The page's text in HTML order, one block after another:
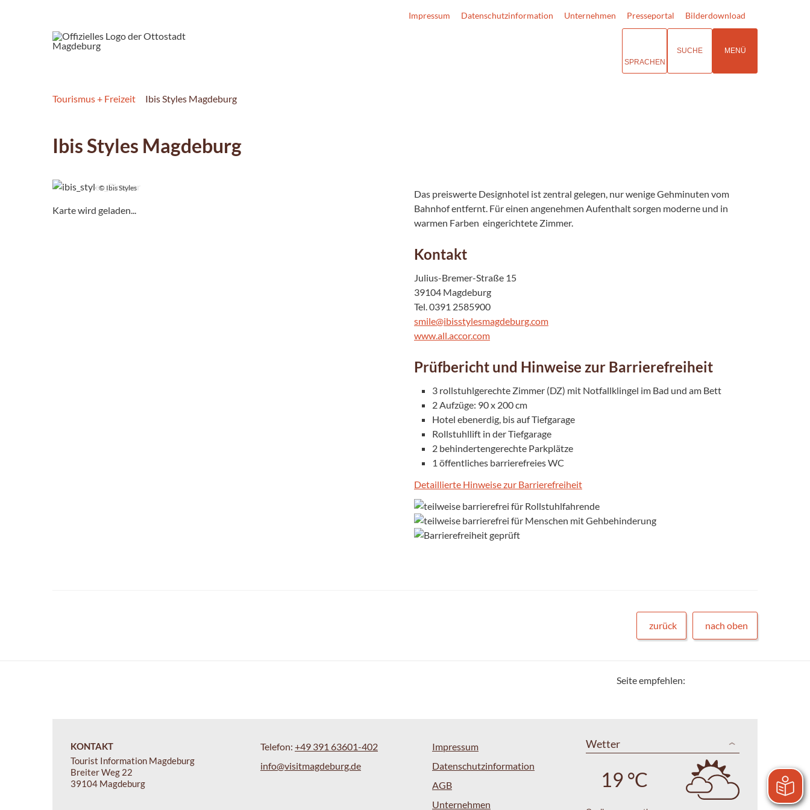
Impressum Datenschutzinformation Unternehmen Presseportal Bilderdownload
SPRACHEN
SUCHE MENÜ
Tourismus + Freizeit Ibis Styles Magdeburg
Ibis Styles Magdeburg
© Ibis Styles
Karte wird geladen...
Das preiswerte Designhotel ist zentral gelegen, nur wenige Gehminuten vom
Bahnhof entfernt. Für einen angenehmen Aufenthalt sorgen moderne und in
warmen Farben eingerichtete Zimmer.
Kontakt
Julius-Bremer-Straße 15
39104 Magdeburg
Tel. 0391 2585900
smile@ibisstylesmagdeburg.com
www.all.accor.com
Prüfbericht und Hinweise zur Barrierefreiheit
3 rollstuhlgerechte Zimmer (DZ) mit Notfallklingel im Bad und am Bett
2 Aufzüge: 90 x 200 cm
Hotel ebenerdig, bis auf Tiefgarage
Rollstuhllift in der Tiefgarage
2 behindertengerechte Parkplätze
1 öffentliches barrierefreies WC
Detaillierte Hinweise zur Barrierefreiheit
zurück nach oben
Seite empfehlen:
KONTAKT
Tourist Information Magdeburg
Breiter Weg 22
39104 Magdeburg
Telefon: +49 391 63601-402
info@visitmagdeburg.de
Impressum
Datenschutzinformation
AGB
Unternehmen
Wetter
19 °C